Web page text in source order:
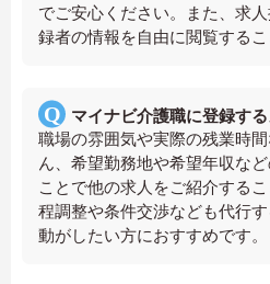
でご安心ください。また、求
録者の情報を自由に閲覧するこ
マイナビ介護職に登録す
職場の雰囲気や実際の残業時
ん、希望勤務地や希望年収な
ことで他の求人をご紹介する
程調整や条件交渉なども代行
動がしたい方におすすめです。